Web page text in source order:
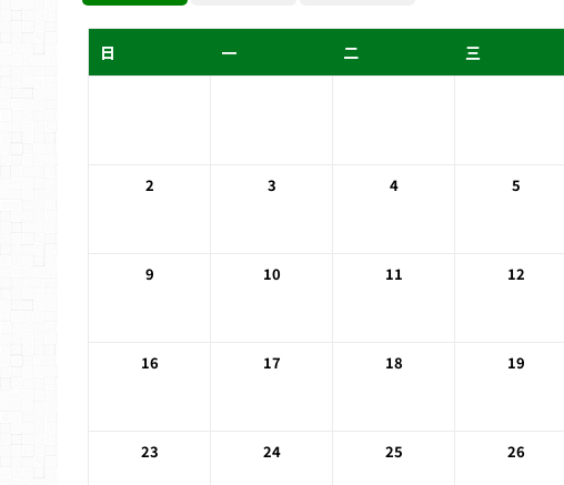
日 一 二 三
2 3 4 5
9 10 11 12
16 17 18 19
23 24 25 26